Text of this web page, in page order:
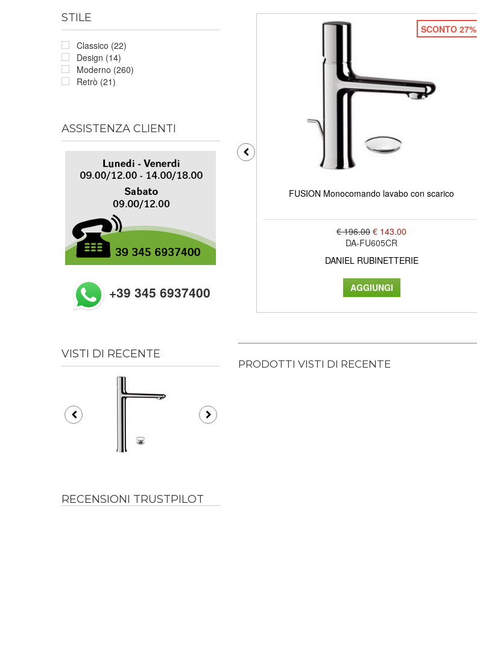
STILE
Classico (22)
Design (14)
Moderno (260)
Retrò (21)
ASSISTENZA CLIENTI
+39 345 6937400
VISTI DI RECENTE
RECENSIONI TRUSTPILOT
SCONTO 27%
FUSION Monocomando lavabo con scarico
€ 196.00 € 143.00
DA-FU605CR
DANIEL RUBINETTERIE
PRODOTTI VISTI DI RECENTE